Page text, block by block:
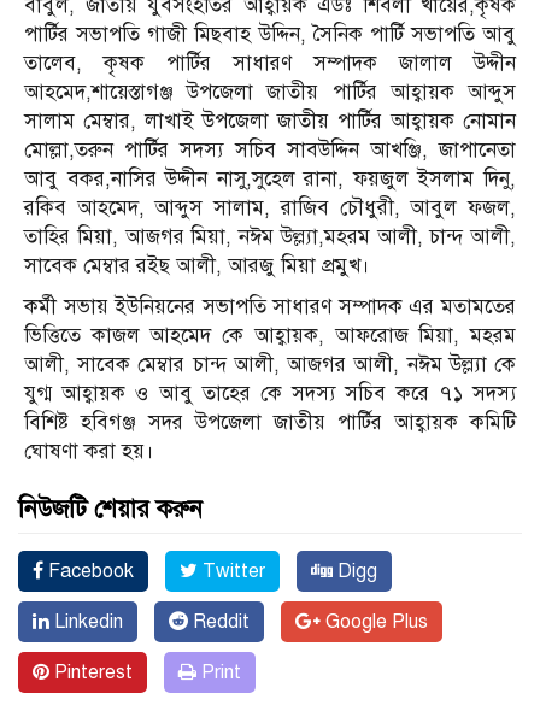
বাবুল, জাতীয় যুবসংহতির আহ্বায়ক এডঃ শিবলী খায়ের,কৃষক
পার্টির সভাপতি গাজী মিছবাহ উদ্দিন, সৈনিক পার্টি সভাপতি আবু
তালেব, কৃষক পার্টির সাধারণ সম্পাদক জালাল উদ্দীন
আহমেদ,শায়েস্তাগঞ্জ উপজেলা জাতীয় পার্টির আহ্বায়ক আব্দুস
সালাম মেম্বার, লাখাই উপজেলা জাতীয় পার্টির আহ্বায়ক নোমান
মোল্লা,তরুন পার্টির সদস্য সচিব সাবউদ্দিন আখঞ্জি, জাপানেতা
আবু বকর,নাসির উদ্দীন নাসু,সুহেল রানা, ফয়জুল ইসলাম দিনু,
রকিব আহমেদ, আব্দুস সালাম, রাজিব চৌধুরী, আবুল ফজল,
তাহির মিয়া, আজগর মিয়া, নঈম উল্ল্যা,মহরম আলী, চান্দ আলী,
সাবেক মেম্বার রইছ আলী, আরজু মিয়া প্রমুখ।
কর্মী সভায় ইউনিয়নের সভাপতি সাধারণ সম্পাদক এর মতামতের
ভিত্তিতে কাজল আহমেদ কে আহ্বায়ক, আফরোজ মিয়া, মহরম
আলী, সাবেক মেম্বার চান্দ আলী, আজগর আলী, নঈম উল্ল্যা কে
যুগ্ম আহ্বায়ক ও আবু তাহের কে সদস্য সচিব করে ৭১ সদস্য
বিশিষ্ট হবিগঞ্জ সদর উপজেলা জাতীয় পার্টির আহ্বায়ক কমিটি
ঘোষণা করা হয়।
নিউজটি শেয়ার করুন
Facebook Twitter Digg
Linkedin Reddit Google Plus
Pinterest Print